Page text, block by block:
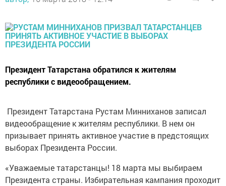
Президент Татарстана обратился к жителям
республики с видеообращением.
Президент Татарстана Рустам Минниханов записал
видеообращение к жителям республики. В нем он
призывает принять активное участие в предстоящих
выборах Президента России.
«Уважаемые татарстанцы! 18 марта мы выбираем
Президента страны. Избирательная кампания проходит